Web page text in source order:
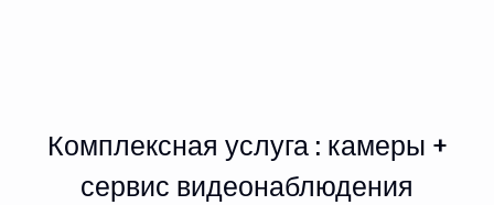
Комплексная услуга : камеры +
сервис видеонаблюдения